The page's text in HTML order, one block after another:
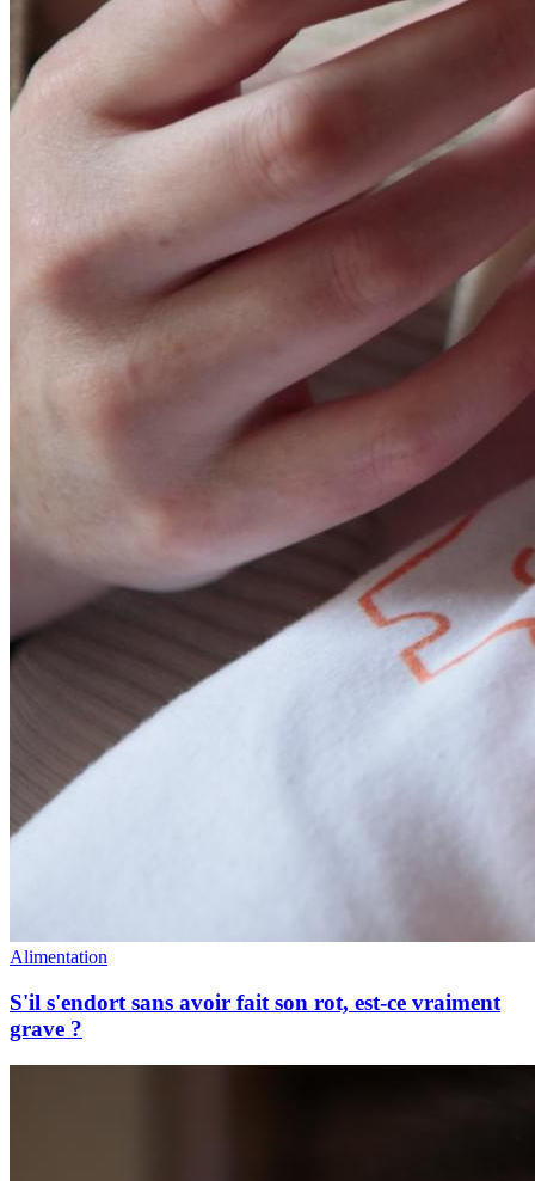
Alimentation
S'il s'endort sans avoir fait son rot, est-ce vraiment
grave ?